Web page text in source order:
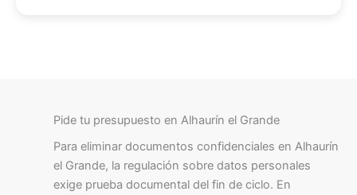
Pide tu presupuesto en Alhaurín el Grande
Para eliminar documentos confidenciales en Alhaurín
el Grande, la regulación sobre datos personales
exige prueba documental del fin de ciclo. En